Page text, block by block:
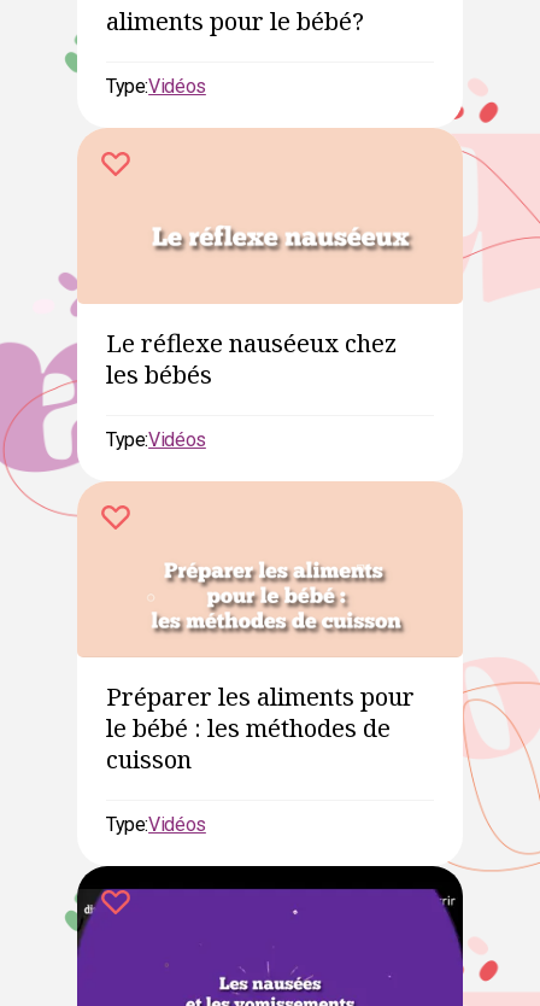
aliments pour le bébé?
Type:Vidéos
Le réflexe nauséeux chez
les bébés
Type:Vidéos
Préparer les aliments pour
le bébé : les méthodes de
cuisson
Type:Vidéos